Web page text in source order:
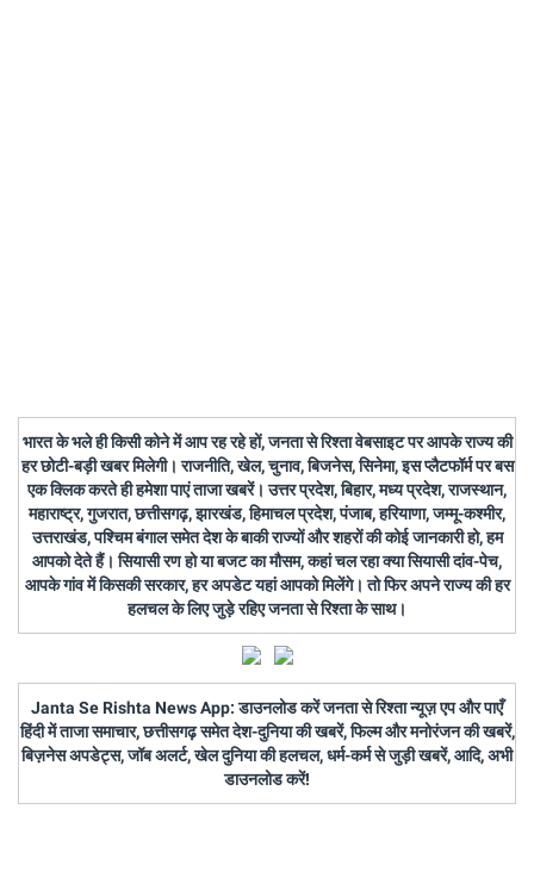
भारत के भले ही किसी कोने में आप रह रहे हों, जनता से रिश्ता वेबसाइट पर आपके राज्य की
हर छोटी-बड़ी खबर मिलेगी। राजनीति, खेल, चुनाव, बिजनेस, सिनेमा, इस प्लैटफॉर्म पर बस
एक क्लिक करते ही हमेशा पाएं ताजा खबरें। उत्तर प्रदेश, बिहार, मध्य प्रदेश, राजस्थान,
महाराष्ट्र, गुजरात, छत्तीसगढ़, झारखंड, हिमाचल प्रदेश, पंजाब, हरियाणा, जम्मू-कश्मीर,
उत्तराखंड, पश्चिम बंगाल समेत देश के बाकी राज्यों और शहरों की कोई जानकारी हो, हम
आपको देते हैं। सियासी रण हो या बजट का मौसम, कहां चल रहा क्या सियासी दांव-पेच,
आपके गांव में किसकी सरकार, हर अपडेट यहां आपको मिलेंगे। तो फिर अपने राज्य की हर
हलचल के लिए जुड़े रहिए जनता से रिश्ता के साथ।
Janta Se Rishta News App: डाउनलोड करें जनता से रिश्ता न्यूज़ एप और पाएँ
हिंदी में ताजा समाचार, छत्तीसगढ़ समेत देश-दुनिया की खबरें, फिल्म और मनोरंजन की खबरें,
बिज़नेस अपडेट्स, जॉब अलर्ट, खेल दुनिया की हलचल, धर्म-कर्म से जुड़ी खबरें, आदि, अभी
डाउनलोड करें!